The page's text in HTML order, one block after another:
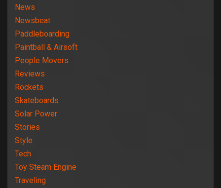
News
Newsbeat
Paddleboarding
Paintball & Airsoft
People Movers
Reviews
Rockets
Skateboards
Solar Power
Stories
Style
Tech
Toy Steam Engine
Traveling